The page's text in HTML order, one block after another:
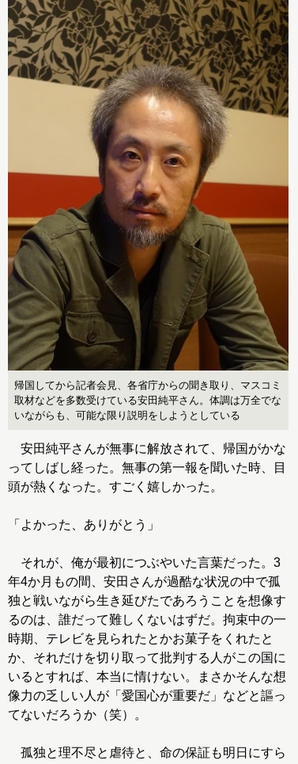
帰国してから記者会見、各省庁からの聞き取り、マスコミ
取材などを多数受けている安田純平さん。体調は万全でな
いながらも、可能な限り説明をしようとしている
安田純平さんが無事に解放されて、帰国がかな
ってしばし経った。無事の第一報を聞いた時、目
頭が熱くなった。すごく嬉しかった。
「よかった、ありがとう」
それが、俺が最初につぶやいた言葉だった。3
年4か月もの間、安田さんが過酷な状況の中で孤
独と戦いながら生き延びたであろうことを想像す
るのは、誰だって難しくないはずだ。拘束中の一
時期、テレビを見られたとかお菓子をくれたと
か、それだけを切り取って批判する人がこの国に
いるとすれば、本当に情けない。まさかそんな想
像力の乏しい人が「愛国心が重要だ」などと謳っ
てないだろうか（笑）。
孤独と理不尽と虐待と、命の保証も明日にすら